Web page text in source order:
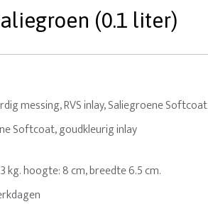
(0.1 liter)
messing, RVS inlay, Saliegroene Softcoat
Softcoat, goudkleurig inlay
kg. hoogte: 8 cm, breedte 6.5 cm.